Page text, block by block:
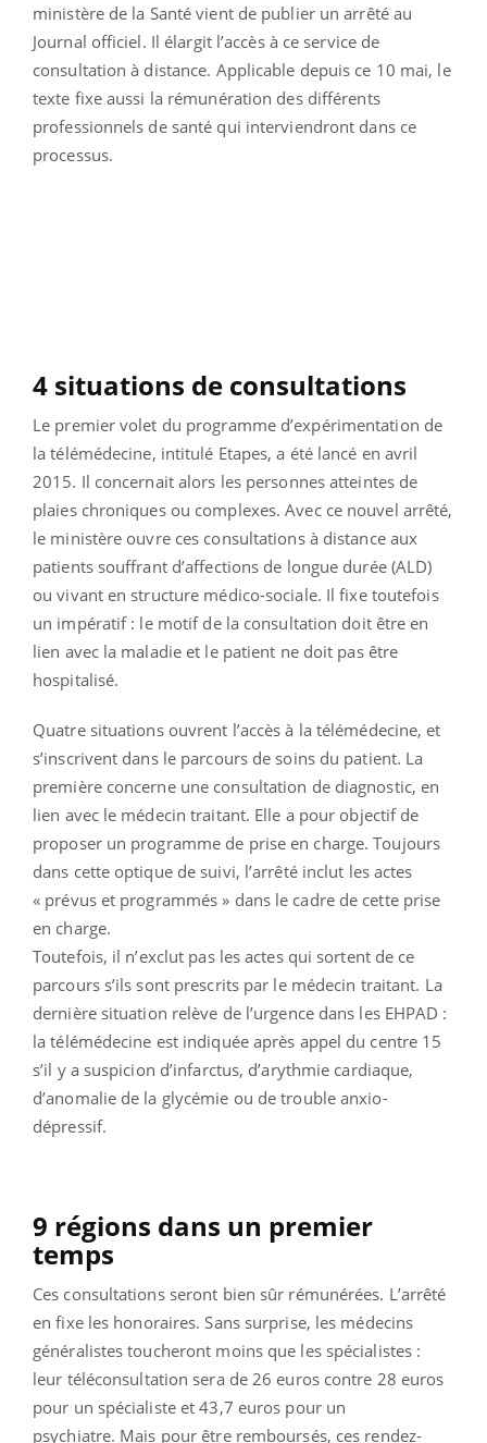
ministère de la Santé vient de publier un arrêté au
Journal officiel. Il élargit l’accès à ce service de
consultation à distance. Applicable depuis ce 10 mai, le
texte fixe aussi la rémunération des différents
professionnels de santé qui interviendront dans ce
processus.
4 situations de consultations
Le premier volet du programme d’expérimentation de
la télémédecine, intitulé Etapes, a été lancé en avril
2015. Il concernait alors les personnes atteintes de
plaies chroniques ou complexes. Avec ce nouvel arrêté,
le ministère ouvre ces consultations à distance aux
patients souffrant d’affections de longue durée (ALD)
ou vivant en structure médico-sociale. Il fixe toutefois
un impératif : le motif de la consultation doit être en
lien avec la maladie et le patient ne doit pas être
hospitalisé.
Quatre situations ouvrent l’accès à la télémédecine, et
s’inscrivent dans le parcours de soins du patient. La
première concerne une consultation de diagnostic, en
lien avec le médecin traitant. Elle a pour objectif de
proposer un programme de prise en charge. Toujours
dans cette optique de suivi, l’arrêté inclut les actes
« prévus et programmés » dans le cadre de cette prise
en charge.
Toutefois, il n’exclut pas les actes qui sortent de ce
parcours s’ils sont prescrits par le médecin traitant. La
dernière situation relève de l’urgence dans les EHPAD :
la télémédecine est indiquée après appel du centre 15
s’il y a suspicion d’infarctus, d’arythmie cardiaque,
d’anomalie de la glycémie ou de trouble anxio-
dépressif.
9 régions dans un premier
temps
Ces consultations seront bien sûr rémunérées. L’arrêté
en fixe les honoraires. Sans surprise, les médecins
généralistes toucheront moins que les spécialistes :
leur téléconsultation sera de 26 euros contre 28 euros
pour un spécialiste et 43,7 euros pour un
psychiatre. Mais pour être remboursés, ces rendez-